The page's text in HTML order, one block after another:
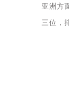
亚洲方
三位，